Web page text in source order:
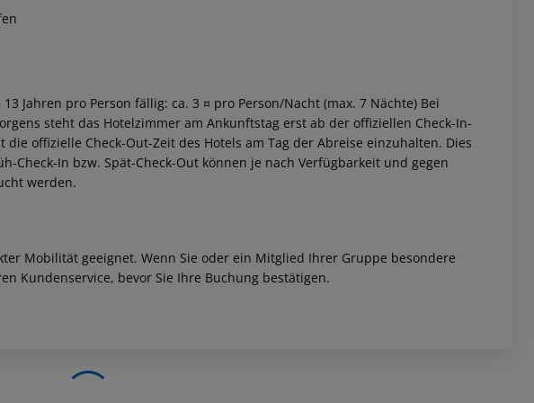
Jahren pro Person fällig: ca. 3 ¤ pro Person/Nacht (max. 7 Nächte) Bei
steht das Hotelzimmer am Ankunftstag erst ab der offiziellen Check-In-
offizielle Check-Out-Zeit des Hotels am Tag der Abreise einzuhalten. Dies
Check-In bzw. Spät-Check-Out können je nach Verfügbarkeit und gegen
werden.
Mobilität geeignet. Wenn Sie oder ein Mitglied Ihrer Gruppe besondere
Kundenservice, bevor Sie Ihre Buchung bestätigen.